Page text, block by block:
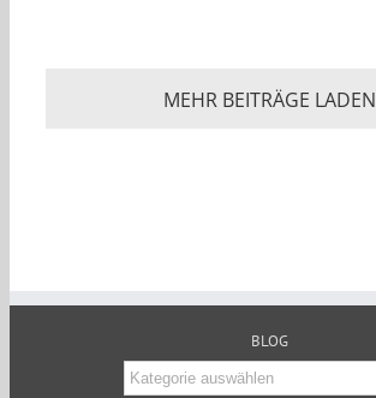
MEHR BEITRÄGE LADEN
BLOG
Blog